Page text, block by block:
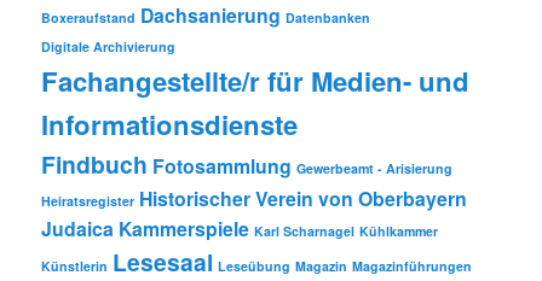
Boxeraufstand Dachsanierung Datenbanken
Digitale Archivierung
Fachangestellte/r für Medien- und
Informationsdienste
Findbuch Fotosammlung Gewerbeamt - Arisierung
Heiratsregister Historischer Verein von Oberbayern
Judaica Kammerspiele Karl Scharnagel Kühlkammer
Künstlerin Lesesaal Leseübung Magazin Magazinführungen